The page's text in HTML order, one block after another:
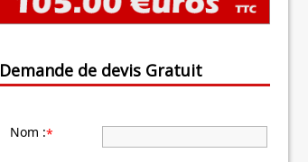
Demande de devis Gratuit
Nom :*